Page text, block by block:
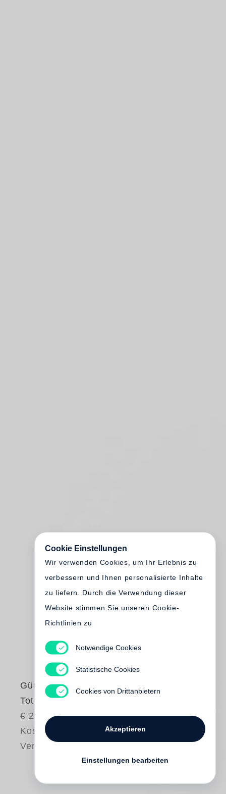
Günter Grass
Totes Holz
€ 25.00
Kostenloser
Versand
Cookie Einstellungen
Wir verwenden Cookies, um Ihr Erlebnis zu
verbessern und Ihnen personalisierte Inhalte
zu liefern. Durch die Verwendung dieser
Website stimmen Sie unseren Cookie-
Richtlinien zu
Notwendige Cookies
Statistische Cookies
Cookies von Drittanbietern
Akzeptieren
Einstellungen bearbeiten